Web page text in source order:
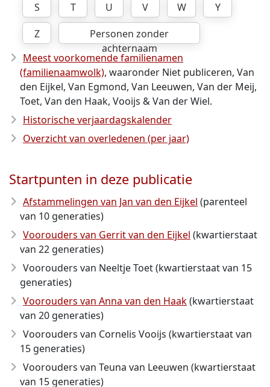
S
T U V W
Y
Z
Personen zonder
achternaam
Meest voorkomende familienamen
(familienaamwolk), waaronder Niet publiceren, Van
den Eijkel, Van Egmond, Van Leeuwen, Van der Meij,
Toet, Van den Haak, Vooijs & Van der Wiel.
Historische verjaardagskalender
Overzicht van overledenen (per jaar)
Startpunten in deze publicatie
Afstammelingen van Jan van den Eijkel (parenteel
van 10 generaties)
Voorouders van Gerrit van den Eijkel (kwartierstaat
van 22 generaties)
Voorouders van Neeltje Toet (kwartierstaat van 15
generaties)
Voorouders van Anna van den Haak(kwartierstaat
van 20 generaties)
Voorouders van Cornelis Vooijs (kwartierstaat van
15 generaties)
Voorouders van Teuna van Leeuwen (kwartierstaat
van 15 generaties)